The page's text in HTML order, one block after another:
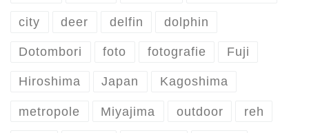
city deer delfin dolphin
Dotombori foto fotografie Fuji
Hiroshima Japan Kagoshima
metropole Miyajima outdoor reh